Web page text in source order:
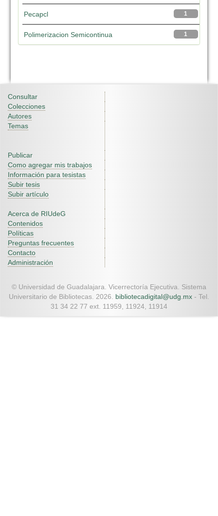
1
Pecapcl
1
Polimerizacion Semicontinua
Consultar
Colecciones
Autores
Temas
Publicar
Como agregar mis trabajos
Información para tesistas
Subir tesis
Subir artículo
Acerca de RIUdeG
Contenidos
Políticas
Preguntas frecuentes
Contacto
Administración
© Universidad de Guadalajara. Vicerrectoría Ejecutiva. Sistema
Universitario de Bibliotecas. 2026. bibliotecadigital@udg.mx - Tel.
31 34 22 77 ext. 11959, 11924, 11914